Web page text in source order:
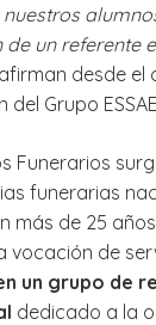
un referente
desde el
Grupo
Funerarios
funerarias
más de 25
vocación de
un grupo de
dedicado a la